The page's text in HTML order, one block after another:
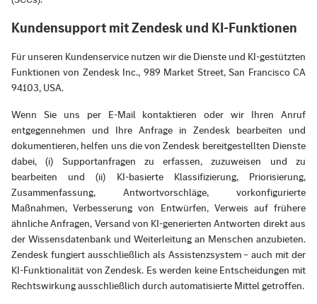
Kundensupport mit Zendesk und KI-Funktionen
Für unseren Kundenservice nutzen wir die Dienste und KI-gestützten
Funktionen von Zendesk Inc., 989 Market Street, San Francisco CA
94103, USA.
Wenn Sie uns per E-Mail kontaktieren oder wir Ihren Anruf
entgegennehmen und Ihre Anfrage in Zendesk bearbeiten und
dokumentieren, helfen uns die von Zendesk bereitgestellten Dienste
dabei, (i) Supportanfragen zu erfassen, zuzuweisen und zu
bearbeiten und (ii) KI-basierte Klassifizierung, Priorisierung,
Zusammenfassung, Antwortvorschläge, vorkonfigurierte
Maßnahmen, Verbesserung von Entwürfen, Verweis auf frühere
ähnliche Anfragen, Versand von KI-generierten Antworten direkt aus
der Wissensdatenbank und Weiterleitung an Menschen anzubieten.
Zendesk fungiert ausschließlich als Assistenzsystem – auch mit der
KI-Funktionalität von Zendesk. Es werden keine Entscheidungen mit
Rechtswirkung ausschließlich durch automatisierte Mittel getroffen.